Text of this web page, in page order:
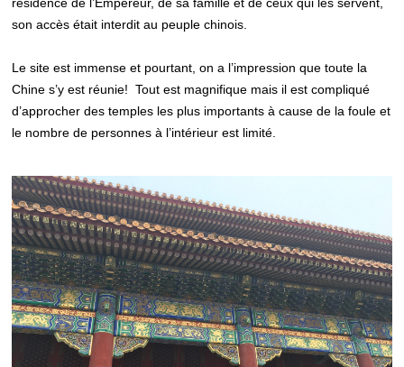
son accès était interdit au peuple chinois.
Le site est immense et pourtant, on a l’impression que toute la
Chine s’y est réunie! Tout est magnifique mais il est compliqué
d’approcher des temples les plus importants à cause de la foule et
le nombre de personnes à l’intérieur est limité.